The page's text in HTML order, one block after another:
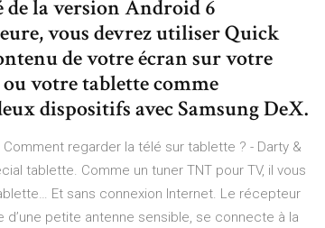
de la version Android 6
vous devrez utiliser Quick
de votre écran sur votre
votre tablette comme
dispositifs avec Samsung DeX.
regarder la télé sur tablette ? - Darty &
tablette. Comme un tuner TNT pour TV, il vous
Et sans connexion Internet. Le récepteur
petite antenne sensible, se connecte à la